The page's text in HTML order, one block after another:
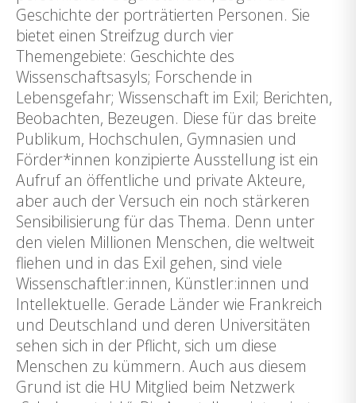
Geschichte der porträtierten Personen. Sie
bietet einen Streifzug durch vier
Themengebiete: Geschichte des
Wissenschaftsasyls; Forschende in
Lebensgefahr; Wissenschaft im Exil; Berichten,
Beobachten, Bezeugen. Diese für das breite
Publikum, Hochschulen, Gymnasien und
Förder*innen konzipierte Ausstellung ist ein
Aufruf an öffentliche und private Akteure,
aber auch der Versuch ein noch stärkeren
Sensibilisierung für das Thema. Denn unter
den vielen Millionen Menschen, die weltweit
fliehen und in das Exil gehen, sind viele
Wissenschaftler:innen, Künstler:innen und
Intellektuelle. Gerade Länder wie Frankreich
und Deutschland und deren Universitäten
sehen sich in der Pflicht, sich um diese
Menschen zu kümmern. Auch aus diesem
Grund ist die HU Mitglied beim Netzwerk